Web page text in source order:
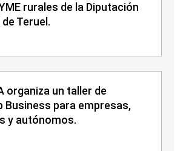
rurales de la Diputación
Teruel.
organiza un taller de
Business para empresas,
y autónomos.